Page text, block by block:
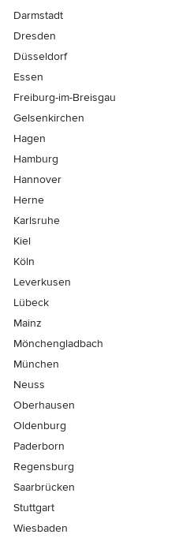
Darmstadt
Dresden
Düsseldorf
Essen
Freiburg-im-Breisgau
Gelsenkirchen
Hagen
Hamburg
Hannover
Herne
Karlsruhe
Kiel
Köln
Leverkusen
Lübeck
Mainz
Mönchen­gladbach
München
Neuss
Oberhausen
Oldenburg
Paderborn
Regensburg
Saarbrücken
Stuttgart
Wiesbaden